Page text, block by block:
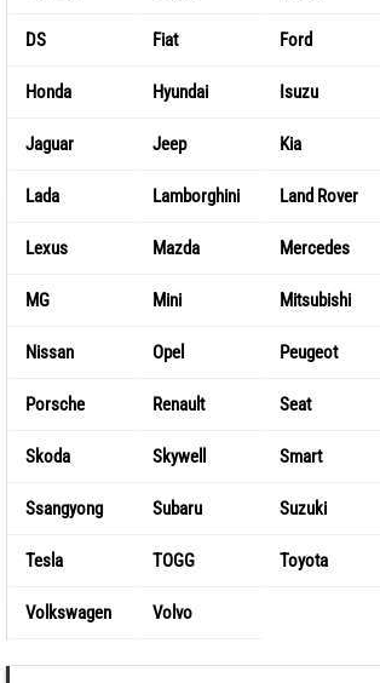
DS Fiat Ford
Honda Hyundai Isuzu
Jaguar Jeep Kia
Lada Lamborghini Land Rover
Lexus Mazda Mercedes
MG Mini Mitsubishi
Nissan Opel Peugeot
Porsche Renault Seat
Skoda Skywell Smart
Ssangyong Subaru Suzuki
Tesla TOGG Toyota
Volkswagen Volvo